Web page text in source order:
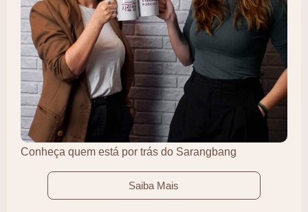
Conheça quem está por trás do Sarangbang
Saiba Mais